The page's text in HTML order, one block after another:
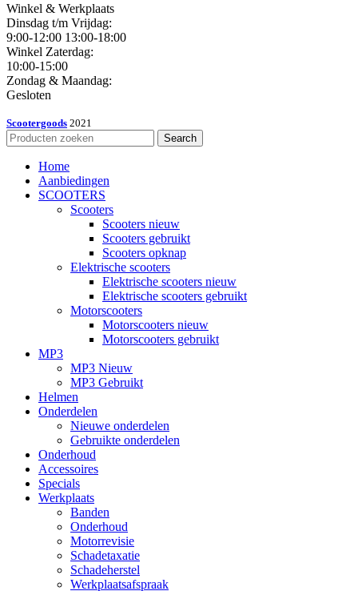
Winkel & Werkplaats
Dinsdag t/m Vrijdag:
9:00-12:00 13:00-18:00
Winkel Zaterdag:
10:00-15:00
Zondag & Maandag:
Gesloten
Scootergoods 2021
Search
Home
Aanbiedingen
SCOOTERS
Scooters
Scooters nieuw
Scooters gebruikt
Scooters opknap
Elektrische scooters
Elektrische scooters nieuw
Elektrische scooters gebruikt
Motorscooters
Motorscooters nieuw
Motorscooters gebruikt
MP3
MP3 Nieuw
MP3 Gebruikt
Helmen
Onderdelen
Nieuwe onderdelen
Gebruikte onderdelen
Onderhoud
Accessoires
Specials
Werkplaats
Banden
Onderhoud
Motorrevisie
Schadetaxatie
Schadeherstel
Werkplaatsafspraak